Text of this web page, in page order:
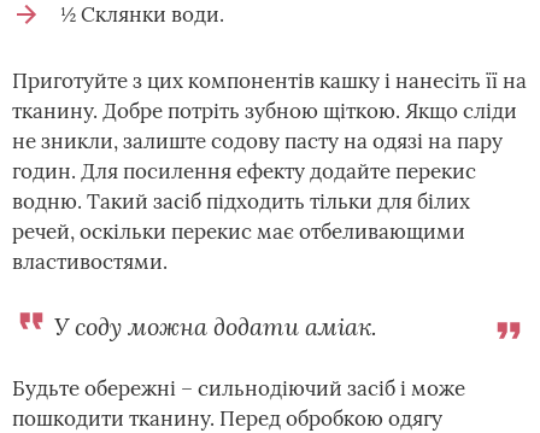
½ Склянки води.
Приготуйте з цих компонентів кашку і нанесіть її на
тканину. Добре потріть зубною щіткою. Якщо сліди
не зникли, залиште содову пасту на одязі на пару
годин. Для посилення ефекту додайте перекис
водню. Такий засіб підходить тільки для білих
речей, оскільки перекис має отбеливающими
властивостями.
У соду можна додати аміак.
Будьте обережні – сильнодіючий засіб і може
пошкодити тканину. Перед обробкою одягу